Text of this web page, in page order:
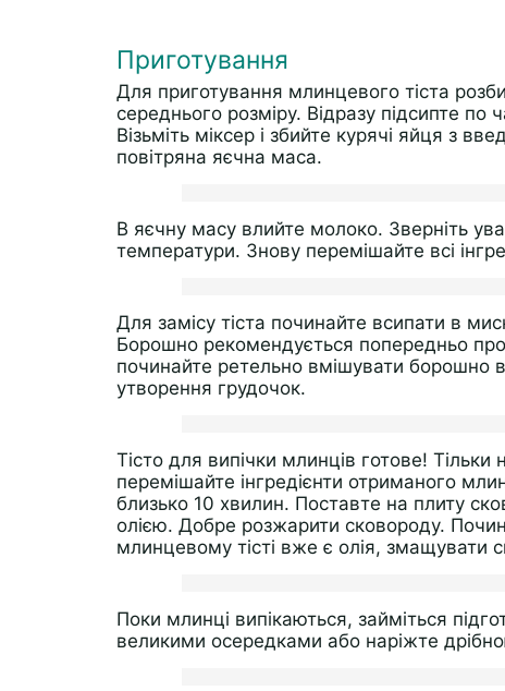
Приготування
Для приготування млинцевого тіста
середнього розміру. Відразу підсипте по
Візьміть міксер і збийте курячі яйця з
повітряна яєчна маса.
В яєчну масу влийте молоко. Зверніть
температури. Знову перемішайте всі
Для замісу тіста починайте всипати в
Борошно рекомендується попередньо
починайте ретельно вмішувати борошно
утворення грудочок.
Тісто для випічки млинців готове!
перемішайте інгредієнти отриманого
близько 10 хвилин. Поставте на плиту
олією. Добре розжарити сковороду.
млинцевому тісті вже є олія, змащувати
Поки млинці випікаються, займіться
великими осередками або наріжте